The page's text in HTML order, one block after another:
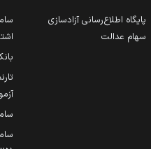
پایگاه اطلاع‌رسانی آزادسازی
سهام عدالت